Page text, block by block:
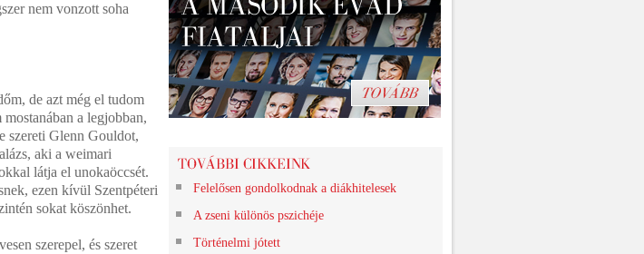
nem vonzott soha
de azt még el tudom
a legjobban,
szereti Glenn Gouldot,
aki a weimari
látja el unokaöccsét.
ezen kívül Szentpéteri
sokat köszönhet.
szerepel, és szeret
Felelősen gondolkodnak a diákhitelesek
A zseni különös pszichéje
Történelmi jótett